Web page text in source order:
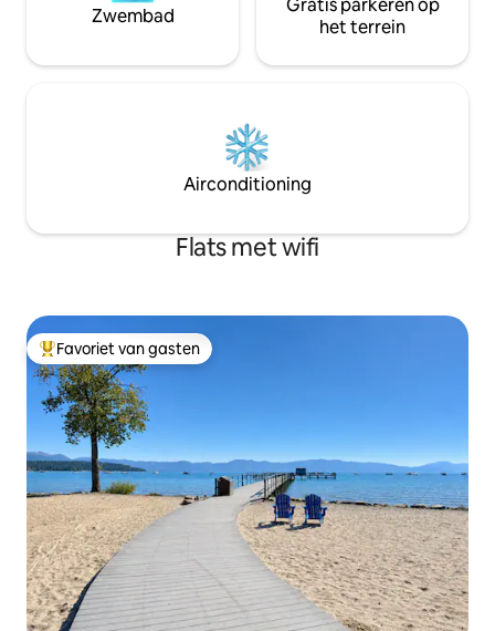
Zwembad
Gratis parkeren op
het terrein
Airconditioning
Flats met wifi
Topfavoriet van gasten
Favoriet van gasten